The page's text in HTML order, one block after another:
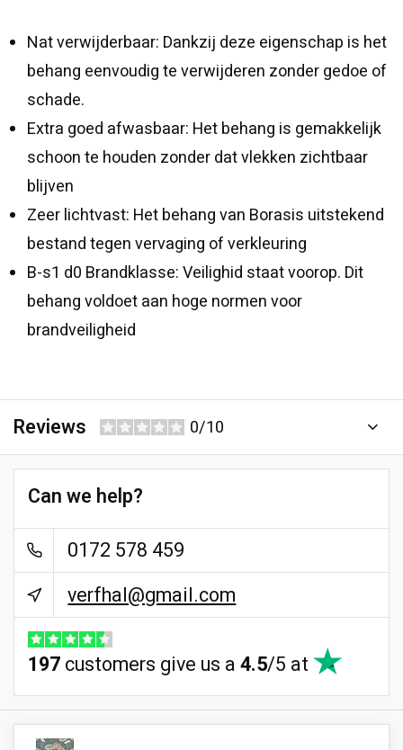
Nat verwijderbaar: Dankzij deze eigenschap is het
behang eenvoudig te verwijderen zonder gedoe of
schade.
Extra goed afwasbaar: Het behang is gemakkelijk
schoon te houden zonder dat vlekken zichtbaar
blijven
Zeer lichtvast: Het behang van Borasis uitstekend
bestand tegen vervaging of verkleuring
B-s1 d0 Brandklasse: Veilighid staat voorop. Dit
behang voldoet aan hoge normen voor
brandveiligheid
Reviews 0/10
Can we help?
0172 578 459
verfhal@gmail.com
197customers give us a4.5/5 at